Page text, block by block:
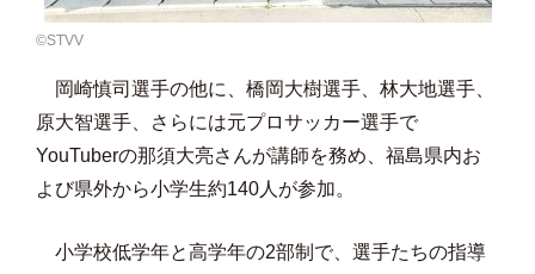
©️STVV
岡崎慎司選手の他に、橋岡大樹選手、林大地選手、
原大智選手、さらには元プロサッカー選手で
YouTuberの那須大亮さんが講師を務め、福島県内お
よび県外から小学生約140人が参加。
小学校低学年と高学年の2部制で、選手たちの指導